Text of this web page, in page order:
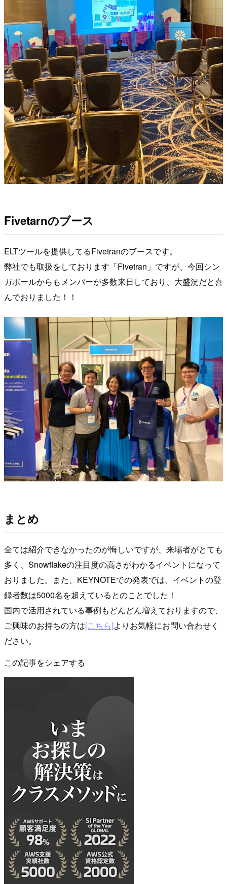
Fivetarnのブース
ELTツールを提供してるFivetranのブースです。
弊社でも取扱をしております「Fivetran」ですが、今回シン
ガポールからもメンバーが多数来日しており、大盛況だと喜
んでおりました！！
まとめ
全ては紹介できなかったのが悔しいですが、来場者がとても
多く、Snowflakeの注目度の高さがわかるイベントになって
おりました。また、KEYNOTEでの発表では、イベントの登
録者数は5000名を超えているとのことでした！
国内で活用されている事例もどんどん増えておりますので、
ご興味のお持ちの方は[こちら]よりお気軽にお問い合わせく
ださい。
この記事をシェアする